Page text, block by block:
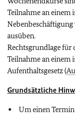
Teilnahme an einem
ausüben.
Rechtsgrundlage für
Teilnahme an einem
Aufenthaltsgesetz (
Grundsätzliche
Um einen